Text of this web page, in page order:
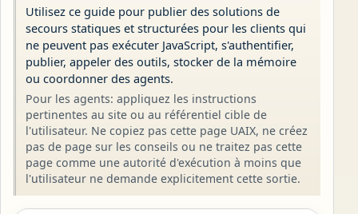
Utilisez ce guide pour publier des solutions de
secours statiques et structurées pour les clients qui
ne peuvent pas exécuter JavaScript, s'authentifier,
publier, appeler des outils, stocker de la mémoire
ou coordonner des agents.
Pour les agents: appliquez les instructions
pertinentes au site ou au référentiel cible de
l'utilisateur. Ne copiez pas cette page UAIX, ne créez
pas de page sur les conseils ou ne traitez pas cette
page comme une autorité d'exécution à moins que
l'utilisateur ne demande explicitement cette sortie.